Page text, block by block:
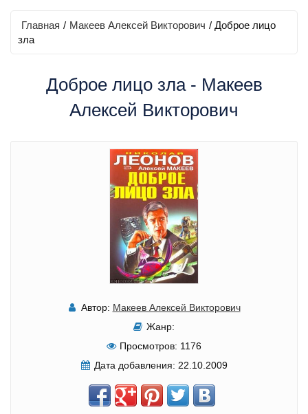
Главная / Макеев Алексей Викторович / Доброе лицо
зла
Доброе лицо зла - Макеев
Алексей Викторович
Автор: Макеев Алексей Викторович
Жанр:
Просмотров: 1176
Дата добавления: 22.10.2009